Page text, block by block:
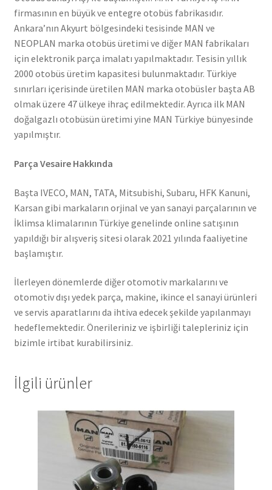
firmasının en büyük ve entegre otobüs fabrikasıdır.
Ankara’nın Akyurt bölgesindeki tesisinde MAN ve
NEOPLAN marka otobüs üretimi ve diğer MAN fabrikaları
için elektronik parça imalatı yapılmaktadır. Tesisin yıllık
2000 otobüs üretim kapasitesi bulunmaktadır. Türkiye
sınırları içerisinde üretilen MAN marka otobüsler başta AB
olmak üzere 47 ülkeye ihraç edilmektedir. Ayrıca ilk MAN
doğalgazlı otobüsün üretimi yine MAN Türkiye bünyesinde
yapılmıştır.
Parça Vesaire Hakkında
Başta IVECO, MAN, TATA, Mitsubishi, Subaru, HFK Kanuni,
Karsan gibi markaların orjinal ve yan sanayi parçalarının ve
İklimsa klimalarının Türkiye genelinde online satışının
yapıldığı bir alışveriş sitesi olarak 2021 yılında faaliyetine
başlamıştır.
İlerleyen dönemlerde diğer otomotiv markalarını ve
otomotiv dışı yedek parça, makine, ikince el sanayi ürünleri
ve servis aparatlarını da ihtiva edecek şekilde yapılanmayı
hedeflemektedir. Önerileriniz ve işbirliği talepleriniz için
bizimle irtibat kurabilirsiniz.
İlgili ürünler